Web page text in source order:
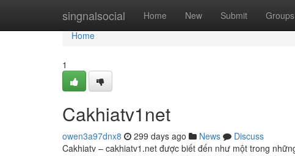
singnalsocial Home New Submit Groups
Home
Home
1
Cakhiatv1net
owen3a97dnx8 299 days ago News
Discuss
Cakhiatv – cakhiatv1.net được biết đến như một trong